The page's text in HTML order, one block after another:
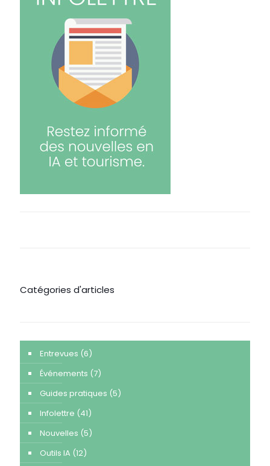
Catégories d'articles
Entrevues (6)
Événements (7)
Guides pratiques (5)
Infolettre (41)
Nouvelles (5)
Outils IA (12)